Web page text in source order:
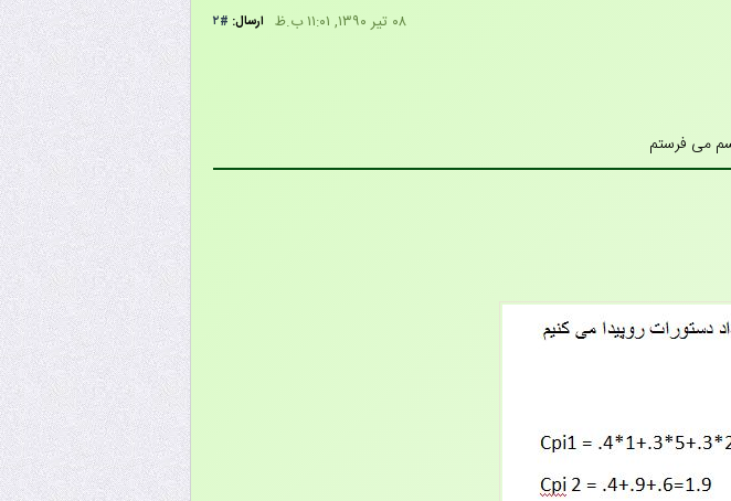
ارسال: #۲
۰۸ تیر ۱۳۹۰, ۱۱:۰۱ ب.ظ